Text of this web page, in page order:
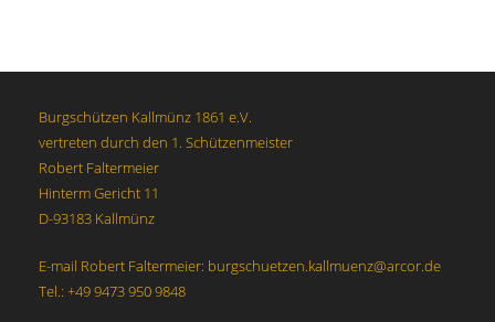
Burgschützen Kallmünz 1861 e.V.
vertreten durch den 1. Schützenmeister
Robert Faltermeier
Hinterm Gericht 11
D-93183 Kallmünz
E-mail Robert Faltermeier: burgschuetzen.kallmuenz@arcor.de
Tel.: +49 9473 950 9848